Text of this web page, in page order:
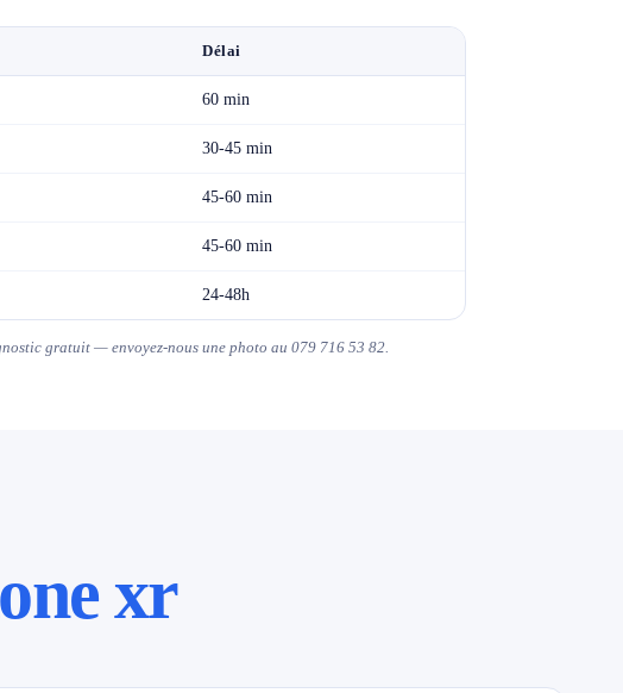
Délai
60 min
30-45 min
45-60 min
45-60 min
24-48h
gratuit — envoyez-nous une photo au 079 716 53 82.
xr